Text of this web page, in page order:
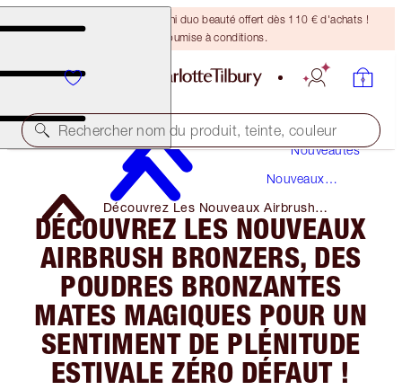
DERNIÈRE CHANCE ! Un mini duo beauté offert dès 110 € d'achats !
Offre soumise à conditions.
Rechercher nom du produit, teinte, couleur
Nouveautés
Nouveaux
Découvrez Les Nouveaux Airbrush
Bronzers, Des Poudres Bronzantes Mates
Magiques Pour Un Sentiment De Plénitude
Estivale Zéro Défaut !
DÉCOUVREZ LES NOUVEAUX
AIRBRUSH BRONZERS, DES
POUDRES BRONZANTES
MATES MAGIQUES POUR UN
SENTIMENT DE PLÉNITUDE
ESTIVALE ZÉRO DÉFAUT !